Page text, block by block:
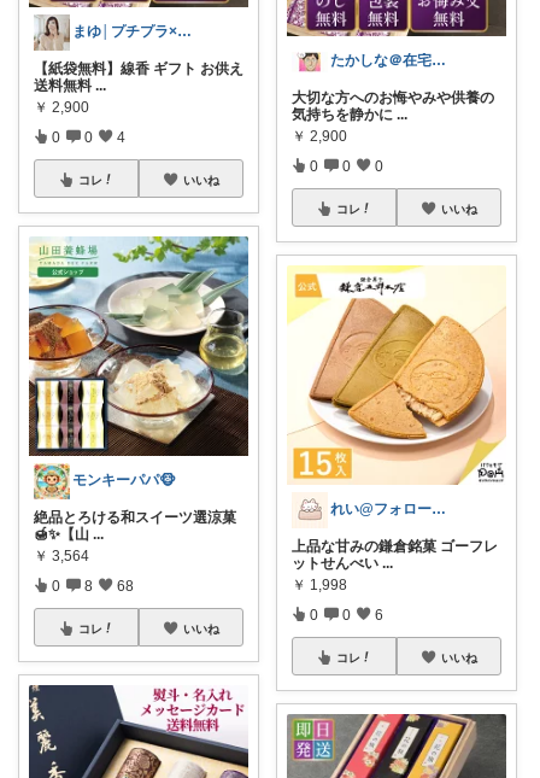
まゆ│プチプラ×ご褒美スイーツ
【紙袋無料】線香 ギフト お供え
送料無料 ...
￥ 2,900
0 0 4
コレ いいね
モンキーパパ🐵
絶品とろける和スイーツ選涼菓
🍯✨ ​【山 ...
￥ 3,564
0 8 68
コレ いいね
たかしな＠在宅ワーカー
大切な方へのお悔やみや供養の
気持ちを静かに ...
￥ 2,900
0 0 0
コレ いいね
れい@フォロー＆経由購入感謝です♪
上品な甘みの鎌倉銘菓 ゴーフレ
ットせんべい ...
￥ 1,998
0 0 6
コレ いいね